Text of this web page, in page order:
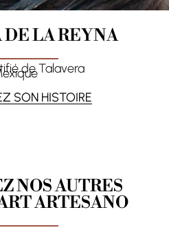
DE LA REYNA
de Talavera
SON HISTOIRE
NOS AUTRES
ARTESANO